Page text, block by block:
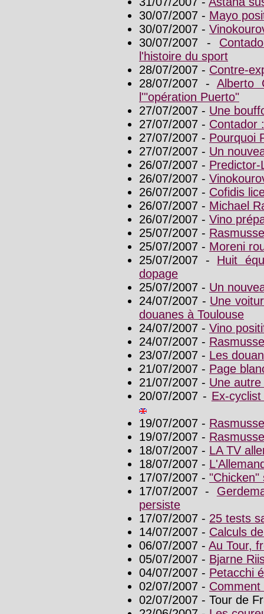
30/07/2007 - Mayo
30/07/2007 -
30/07/2007 -
l'histoire du sport
28/07/2007 - Contre-
28/07/2007 - Alberto
l'"opération Puerto"
27/07/2007 - Une
27/07/2007 - Contador
27/07/2007 - Pourquoi
27/07/2007 - Un
26/07/2007 -
26/07/2007 -
26/07/2007 - Cofidis
26/07/2007 - Michael
26/07/2007 - Vino
25/07/2007 -
25/07/2007 - Moreni
25/07/2007 - Huit
dopage
25/07/2007 - Un
24/07/2007 - Une
douanes à Toulouse
24/07/2007 - Vino
24/07/2007 -
23/07/2007 - Les
21/07/2007 - Page
21/07/2007 - Une
20/07/2007 - Ex-
19/07/2007 -
19/07/2007 -
18/07/2007 - LA TV
18/07/2007 -
17/07/2007 - "Chicken"
17/07/2007 -
persiste
17/07/2007 - 25 tests
14/07/2007 - Calculs
06/07/2007 - Au Tour,
05/07/2007 - Bjarne
04/07/2007 - Petacchi
02/07/2007 -
02/07/2007 - Tour de